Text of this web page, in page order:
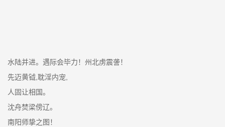
水陆并进。遇际会毕力！州北虏震詟！
先迈黄钺,耽淫内宠,
人固让相国。
沈舟焚梁傍辽。
南阳师挚之图！